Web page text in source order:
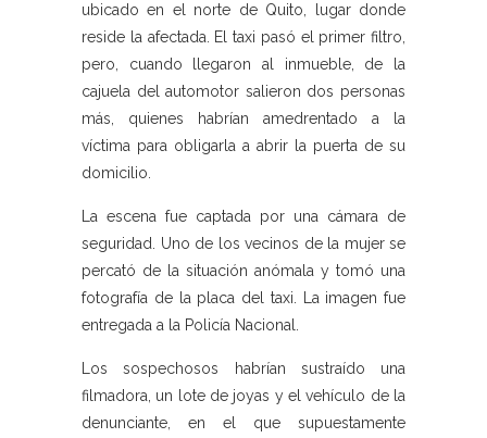
ubicado en el norte de Quito, lugar donde
reside la afectada. El taxi pasó el primer filtro,
pero, cuando llegaron al inmueble, de la
cajuela del automotor salieron dos personas
más, quienes habrían amedrentado a la
víctima para obligarla a abrir la puerta de su
domicilio.
La escena fue captada por una cámara de
seguridad. Uno de los vecinos de la mujer se
percató de la situación anómala y tomó una
fotografía de la placa del taxi. La imagen fue
entregada a la Policía Nacional.
Los sospechosos habrían sustraído una
filmadora, un lote de joyas y el vehículo de la
denunciante, en el que supuestamente